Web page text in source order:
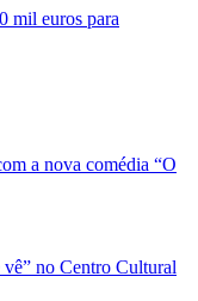
mil euros para
a nova comédia “O
vê” no Centro Cultural